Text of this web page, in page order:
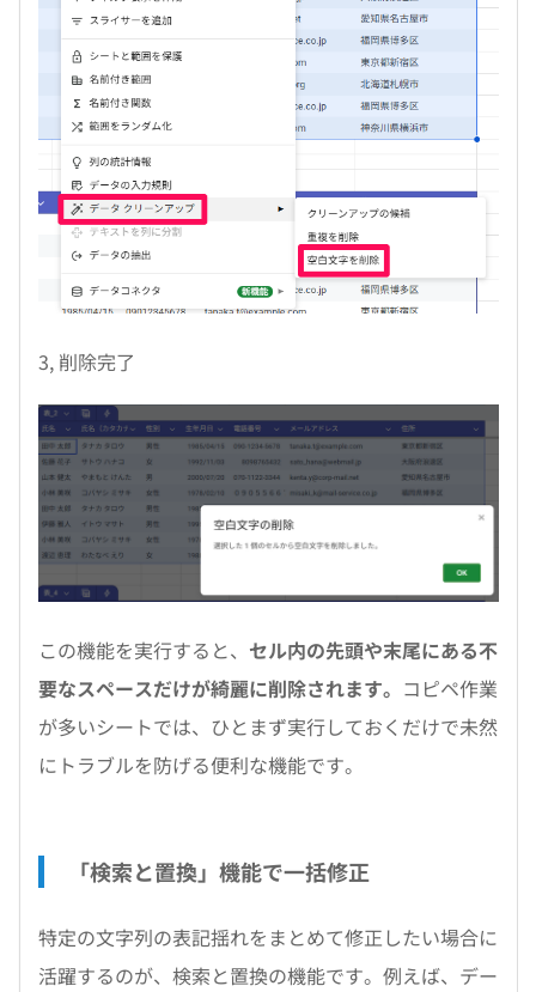
3, 削除完了
この機能を実行すると、 セル内の先頭や末尾にある不
要なスペースだけが綺麗に削除されます。 コピペ作業
が多いシートでは、ひとまず実行しておくだけで未然
にトラブルを防げる便利な機能です。
「検索と置換」機能で一括修正
特定の文字列の表記揺れをまとめて修正したい場合に
活躍するのが、検索と置換の機能です。例えば、デー